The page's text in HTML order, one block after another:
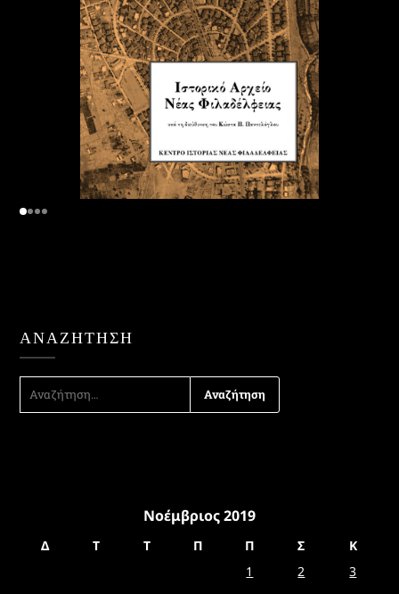
ΑΝΑΖΉΤΗΣΗ
ΑΝΑΖΉΤΗΣΗ
ΓΙΑ:
Νοέμβριος 2019
Δ Τ Τ Π Π Σ
Κ
1
2
3